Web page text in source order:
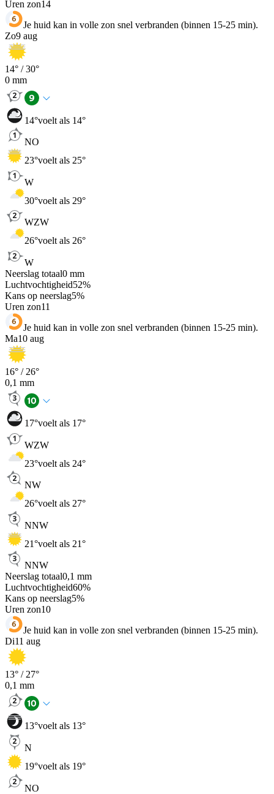
Uren zon14
Je huid kan in volle zon snel verbranden (binnen 15-25 min).
Zo9 aug
14° /30°
0 mm
14°voelt als 14°
NO
23°voelt als 25°
W
30°voelt als 29°
WZW
26°voelt als 26°
W
Neerslag totaal0 mm
Luchtvochtigheid52%
Kans op neerslag5%
Uren zon11
Je huid kan in volle zon snel verbranden (binnen 15-25 min).
Ma10 aug
16° / 26°
0,1 mm
17°voelt als 17°
WZW
23°voelt als 24°
NW
26°voelt als 27°
NNW
21°voelt als 21°
NNW
Neerslag totaal0,1 mm
Luchtvochtigheid60%
Kans op neerslag5%
Uren zon10
Je huid kan in volle zon snel verbranden (binnen 15-25 min).
Di11 aug
13° / 27°
0,1 mm
13°voelt als 13°
N
19°voelt als 19°
NO